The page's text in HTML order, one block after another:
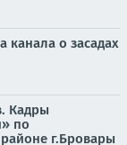
канала о засадах
Кадры
по
г.Бровары